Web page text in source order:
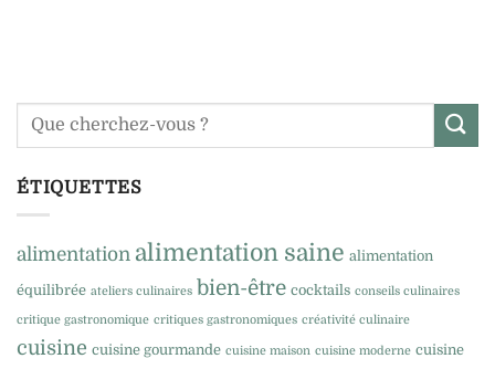
ÉTIQUETTES
alimentation alimentation saine alimentation
équilibrée ateliers culinaires bien-être cocktails conseils culinaires
critique gastronomique critiques gastronomiques créativité culinaire
cuisine cuisine gourmande cuisine maison cuisine moderne cuisine